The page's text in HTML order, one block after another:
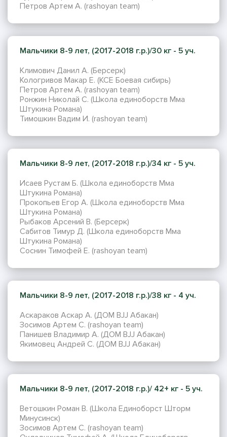
Петров Артем А. (rashoyan team)
Мальчики 8-9 лет, (2017-2018 г.р.)/30 кг - 5 уч.
Климович Данил А. (Берсерк)
Кологривов Макар Е. (КСЕ Боевая сибирь)
Петров Артем А. (rashoyan team)
Ронжин Николай С. (Школа единоборств Мма
Штукина Романа)
Тимошкин Вадим И. (rashoyan team)
Мальчики 8-9 лет, (2017-2018 г.р.)/34 кг - 5 уч.
Исаев Рустам Б. (Школа единоборств Мма
Штукина Романа)
Прокопьев Егор А. (Школа единоборств Мма
Штукина Романа)
Рыбаков Арсений В. (Берсерк)
Сабитов Тимур Д. (Школа единоборств Мма
Штукина Романа)
Соснин Тимофей Е. (rashoyan team)
Мальчики 8-9 лет, (2017-2018 г.р.)/38 кг - 4 уч.
Аскараков Аскар А. (ДОМ BJJ Абакан)
Зосимов Артем С. (rashoyan team)
Панишев Владимир А. (ДОМ BJJ Абакан)
Якимовец Андрей С. (ДОМ BJJ Абакан)
Мальчики 8-9 лет, (2017-2018 г.р.)/ 42+ кг - 5 уч.
Ветошкин Роман В. (Школа Единоборст Шторм
Минусинск)
Зосимов Артем С. (rashoyan team)